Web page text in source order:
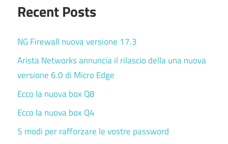
Recent Posts
NG Firewall nuova versione 17.3
Arista Networks annuncia il rilascio della una nuova
versione 6.0 di Micro Edge
Ecco la nuova box Q8
Ecco la nuova box Q4
5 modi per rafforzare le vostre password